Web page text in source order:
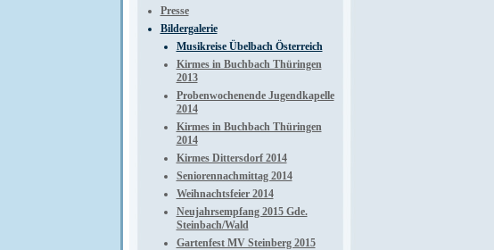
Presse
Bildergalerie
Musikreise Übelbach Österreich
Kirmes in Buchbach Thüringen
2013
Probenwochenende Jugendkapelle
2014
Kirmes in Buchbach Thüringen
2014
Kirmes Dittersdorf 2014
Seniorennachmittag 2014
Weihnachtsfeier 2014
Neujahrsempfang 2015 Gde.
Steinbach/Wald
Gartenfest MV Steinberg 2015